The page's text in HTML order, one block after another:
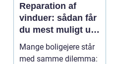
Reparation af
vinduer: sådan får
du mest muligt ud
af dine gamle
vinduer
Mange boligejere står
med samme dilemma: